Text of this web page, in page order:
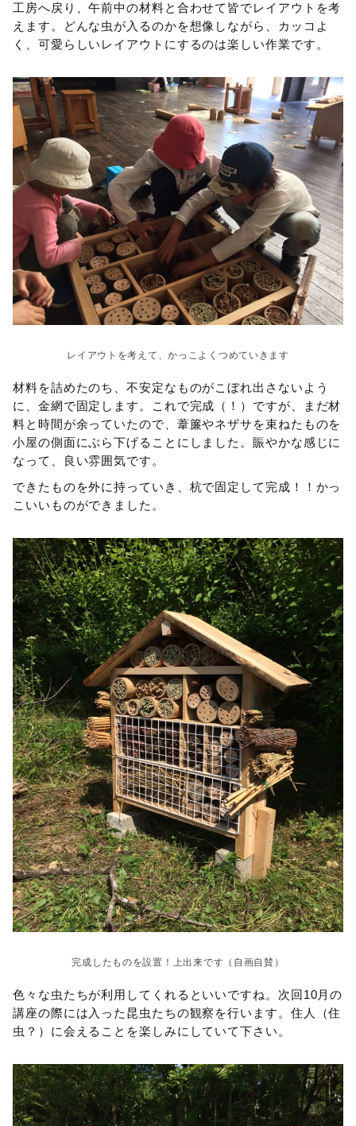
工房へ戻り、午前中の材料と合わせて皆でレイアウトを考
えます。どんな虫が入るのかを想像しながら、カッコよ
く、可愛らしいレイアウトにするのは楽しい作業です。
レイアウトを考えて、かっこよくつめていきます
材料を詰めたのち、不安定なものがこぼれ出さないよう
に、金網で固定します。これで完成（！）ですが、まだ材
料と時間が余っていたので、葦簾やネザサを束ねたものを
小屋の側面にぶら下げることにしました。賑やかな感じに
なって、良い雰囲気です。
できたものを外に持っていき、杭で固定して完成！！かっ
こいいものができました。
完成したものを設置！上出来です（自画自賛）
色々な虫たちが利用してくれるといいですね。次回10月の
講座の際には入った昆虫たちの観察を行います。住人（住
虫？）に会えることを楽しみにしていて下さい。